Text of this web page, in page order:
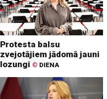
Protesta balsu
zvejotājiem jādomā jauni
lozungi © DIENA